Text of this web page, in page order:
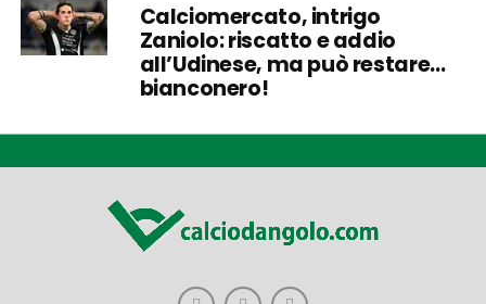
Calciomercato, intrigo
Zaniolo: riscatto e addio
all’Udinese, ma può restare…
bianconero!